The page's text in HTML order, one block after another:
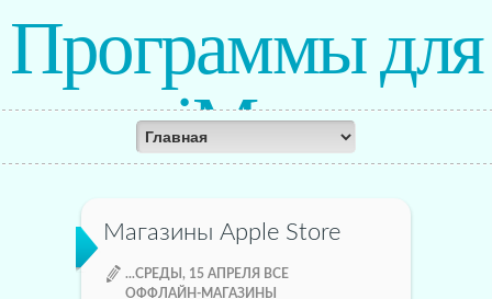
Программы для
iMac
Магазины Apple Store
...СРЕДЫ, 15 АПРЕЛЯ ВСЕ
ОФФЛАЙН-МАГАЗИНЫ